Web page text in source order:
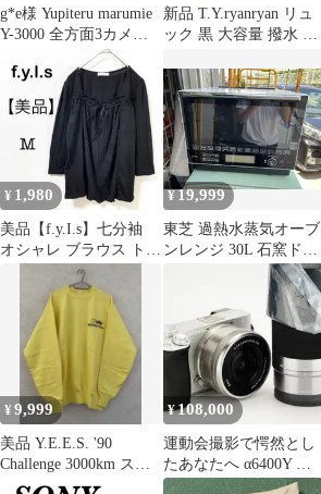
g*e様 Yupiteru marumie
Y-3000 全方面3カメラ
新品 T.Y.ryanryan リュ
ック 黒 大容量 撥水 PC
¥ 1,980
美品【f.y.I.s】七分袖
オシャレ ブラウス トッ
プス ブラック Mサイズ
¥19,999
東芝 過熱水蒸気オーブ
ンレンジ 30L 石窯ドー
ム 300℃ 2段調理 ER-
SD3000(W) グランホワ
イト フラットテーブル
2021年製@Y倉
¥9,999
美品 Y.E.E.S. '90
Challenge 3000km スウ
ェット
¥108,000
運動会撮影で愕然とし
たあなたへ α6400Y ダ
ブルズーム SONY 747